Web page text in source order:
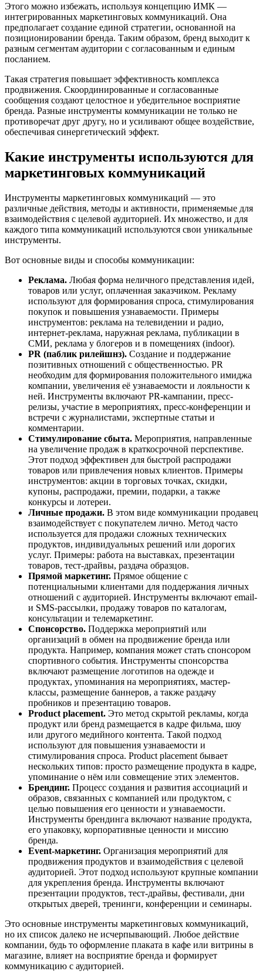
Этого можно избежать, используя концепцию ИМК —
интегрированных маркетинговых коммуникаций. Она
предполагает создание единой стратегии, основанной на
позиционировании бренда. Таким образом, бренд выходит к
разным сегментам аудитории с согласованным и единым
посланием.
Такая стратегия повышает эффективность комплекса
продвижения. Скоординированные и согласованные
сообщения создают целостное и убедительное восприятие
бренда. Разные инструменты коммуникации не только не
противоречат друг другу, но и усиливают общее воздействие,
обеспечивая синергетический эффект.
Какие инструменты используются для
маркетинговых коммуникаций
Инструменты маркетинговых коммуникаций — это
различные действия, методы и активности, применяемые для
взаимодействия с целевой аудиторией. Их множество, и для
каждого типа коммуникаций используются свои уникальные
инструменты.
Вот основные виды и способы коммуникации:
Реклама. Любая форма неличного представления идей,
товаров или услуг, оплаченная заказчиком. Рекламу
используют для формирования спроса, стимулирования
покупок и повышения узнаваемости. Примеры
инструментов: реклама на телевидении и радио,
интернет-реклама, наружная реклама, публикации в
СМИ, реклама у блогеров и в помещениях (indoor).
PR (паблик рилейшнз). Создание и поддержание
позитивных отношений с общественностью. PR
необходим для формирования положительного имиджа
компании, увеличения её узнаваемости и лояльности к
ней. Инструменты включают PR-кампании, пресс-
релизы, участие в мероприятиях, пресс-конференции и
встречи с журналистами, экспертные статьи и
комментарии.
Стимулирование сбыта. Мероприятия, направленные
на увеличение продаж в краткосрочной перспективе.
Этот подход эффективен для быстрой распродажи
товаров или привлечения новых клиентов. Примеры
инструментов: акции в торговых точках, скидки,
купоны, распродажи, премии, подарки, а также
конкурсы и лотереи.
Личные продажи. В этом виде коммуникации продавец
взаимодействует с покупателем лично. Метод часто
используется для продажи сложных технических
продуктов, индивидуальных решений или дорогих
услуг. Примеры: работа на выставках, презентации
товаров, тест-драйвы, раздача образцов.
Прямой маркетинг. Прямое общение с
потенциальными клиентами для поддержания личных
отношений с аудиторией. Инструменты включают email-
и SMS-рассылки, продажу товаров по каталогам,
консультации и телемаркетинг.
Спонсорство. Поддержка мероприятий или
организаций в обмен на продвижение бренда или
продукта. Например, компания может стать спонсором
спортивного события. Инструменты спонсорства
включают размещение логотипов на одежде и
продуктах, упоминания на мероприятиях, мастер-
классы, размещение баннеров, а также раздачу
пробников и презентацию товаров.
Product placement. Это метод скрытой рекламы, когда
продукт или бренд размещается в кадре фильма, шоу
или другого медийного контента. Такой подход
используют для повышения узнаваемости и
стимулирования спроса. Product placement бывает
нескольких типов: просто размещение продукта в кадре,
упоминание о нём или совмещение этих элементов.
Брендинг. Процесс создания и развития ассоциаций и
образов, связанных с компанией или продуктом, с
целью повышения его ценности и узнаваемости.
Инструменты брендинга включают название продукта,
его упаковку, корпоративные ценности и миссию
бренда.
Event-маркетинг. Организация мероприятий для
продвижения продуктов и взаимодействия с целевой
аудиторией. Этот подход используют крупные компании
для укрепления бренда. Инструменты включают
презентации продуктов, тест-драйвы, фестивали, дни
открытых дверей, тренинги, конференции и семинары.
Это основные инструменты маркетинговых коммуникаций,
но их список далеко не исчерпывающий. Любое действие
компании, будь то оформление плаката в кафе или витрины в
магазине, влияет на восприятие бренда и формирует
коммуникацию с аудиторией.